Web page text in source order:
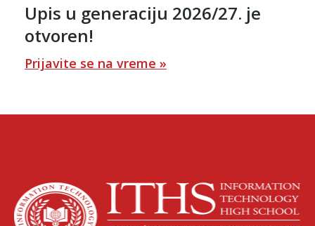
Upis u generaciju 2026/27. je
otvoren!
Prijavite se na vreme »